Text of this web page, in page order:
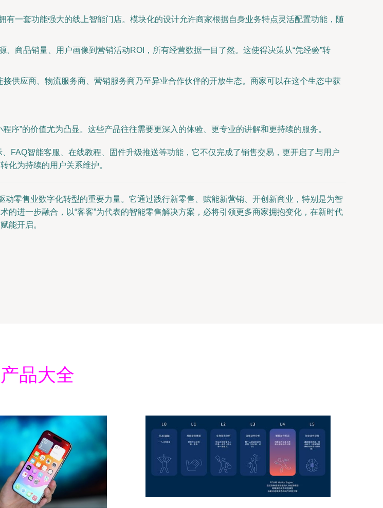
有一套功能强大的线上智能门店。模块化的设计允许商家根据自身业务特点灵活配置功能，随
商品销量、用户画像到营销活动ROI，所有经营数据一目了然。这使得决策从“凭经验”转
接供应商、物流服务商、营销服务商乃至异业合作伙伴的开放生态。商家可以在这个生态中获
序”的价值尤为凸显。这些产品往往需要更深入的体验、更专业的讲解和更持续的服务。
FAQ智能客服、在线教程、固件升级推送等功能，它不仅完成了销售交易，更开启了与用户
化为持续的用户关系维护。
零售业数字化转型的重要力量。它通过践行新零售、赋能新营销、开创新商业，特别是为智
进一步融合，以“客客”为代表的智能零售解决方案，必将引领更多商家拥抱变化，在新时代
能开启。
产品大全